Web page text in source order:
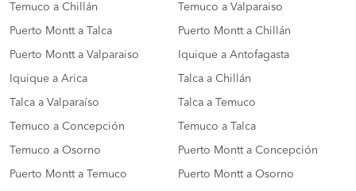
Temuco a Chillán Temuco a Valparaiso
Puerto Montt a Talca Puerto Montt a Chillán
Puerto Montt a Valparaiso Iquique a Antofagasta
Iquique a Arica Talca a Chillán
Talca a Valparaíso Talca a Temuco
Temuco a Concepción Temuco a Talca
Temuco a Osorno Puerto Montt a Concepción
Puerto Montt a Temuco Puerto Montt a Osorno